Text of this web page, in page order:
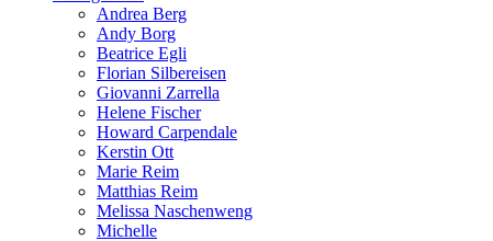
Andrea Berg
Andy Borg
Beatrice Egli
Florian Silbereisen
Giovanni Zarrella
Helene Fischer
Howard Carpendale
Kerstin Ott
Marie Reim
Matthias Reim
Melissa Naschenweng
Michelle